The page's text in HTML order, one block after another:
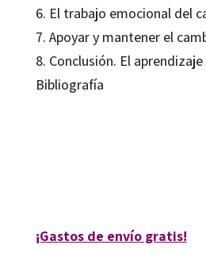
6. El trabajo emocional del
7. Apoyar y mantener el
8. Conclusión. El
Bibliografía
¡Gastos de envío gratis!